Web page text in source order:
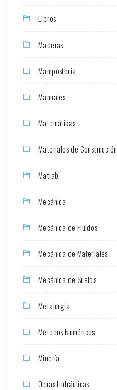
Libros
Maderas
Mamposteria
Manuales
Matemáticas
Materiales de Construcción
Matlab
Mecánica
Mecánica de Fluidos
Mecánica de Materiales
Mecánica de Suelos
Metalurgia
Métodos Numéricos
Minería
Obras Hidráulicas